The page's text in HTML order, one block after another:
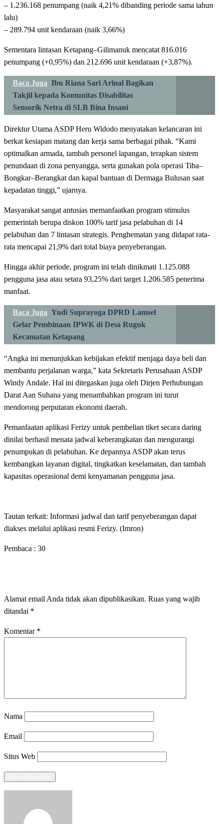
– 1.236.168 penumpang (naik 4,21% dibanding periode sama tahun
lalu)
– 289.794 unit kendaraan (naik 3,66%)
Sementara lintasan Ketapang–Gilimanuk mencatat 816.016
penumpang (+0,95%) dan 212.696 unit kendaraan (+3,87%).
Baca Juga Ibu Riana Sari Arinal Bagikan
Takjil kepada Komunitas Disabilitas
Sensorik Netra di SLB Bina Insani
Direktur Utama ASDP Heru Widodo menyatakan kelancaran ini
berkat kesiapan matang dan kerja sama berbagai pihak. “Kami
optimalkan armada, tambah personel lapangan, terapkan sistem
penundaan di zona penyangga, serta gunakan pola operasi Tiba–
Bongkar–Berangkat dan kapal bantuan di Dermaga Bulusan saat
kepadatan tinggi,” ujarnya.
Masyarakat sangat antusias memanfaatkan program stimulus
pemerintah berupa diskon 100% tarif jasa pelabuhan di 14
pelabuhan dan 7 lintasan strategis. Penghematan yang didapat rata-
rata mencapai 21,9% dari total biaya penyeberangan.
Hingga akhir periode, program ini telah dinikmati 1.125.088
pengguna jasa atau setara 93,25% dari target 1.206.585 penerima
manfaat.
Baca Juga Yudi Suprayoga DPRD Lamsel
Gelar Pembinaan IPWK di Desa Ruguk
Kecamatan Ketapang
“Angka ini menunjukkan kebijakan efektif menjaga daya beli dan
membantu perjalanan warga,” kata Sekretaris Perusahaan ASDP
Windy Andale. Hal ini ditegaskan juga oleh Dirjen Perhubungan
Darat Aan Suhana yang menambahkan program ini turut
mendorong perputaran ekonomi daerah.
Pemanfaatan aplikasi Ferizy untuk pembelian tiket secara daring
dinilai berhasil menata jadwal keberangkatan dan mengurangi
penumpukan di pelabuhan. Ke depannya ASDP akan terus
kembangkan layanan digital, tingkatkan keselamatan, dan tambah
kapasitas operasional demi kenyamanan pengguna jasa.
Tautan terkait: Informasi jadwal dan tarif penyeberangan dapat
diakses melalui aplikasi resmi Ferizy. (Imron)
Pembaca : 30
Alamat email Anda tidak akan dipublikasikan. Ruas yang wajib
ditandai *
Komentar *
Nama
Email
Situs Web